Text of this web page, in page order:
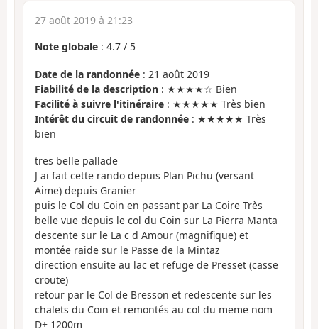
27 août 2019 à 21:23
Note globale : 4.7 / 5
Date de la randonnée : 21 août 2019
Fiabilité de la description : ★★★★☆ Bien
Facilité à suivre l'itinéraire : ★★★★★ Très bien
Intérêt du circuit de randonnée : ★★★★★ Très
bien
tres belle pallade
J ai fait cette rando depuis Plan Pichu (versant
Aime) depuis Granier
puis le Col du Coin en passant par La Coire Très
belle vue depuis le col du Coin sur La Pierra Manta
descente sur le La c d Amour (magnifique) et
montée raide sur le Passe de la Mintaz
direction ensuite au lac et refuge de Presset (casse
croute)
retour par le Col de Bresson et redescente sur les
chalets du Coin et remontés au col du meme nom
D+ 1200m